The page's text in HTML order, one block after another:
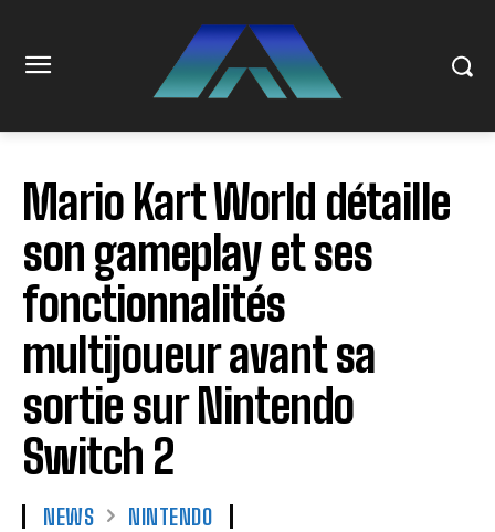
Mario Kart World détaille
son gameplay et ses
fonctionnalités
multijoueur avant sa
sortie sur Nintendo
Switch 2
NEWS NINTENDO